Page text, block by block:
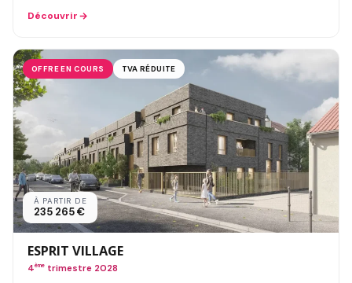
Découvrir
OFFRE EN COURS TVA RÉDUITE
À PARTIR DE
235 265 €
ESPRIT VILLAGE
4ème trimestre 2028